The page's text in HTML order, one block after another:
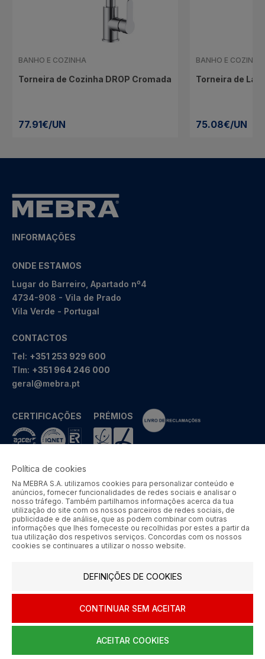
BANHO E COZINHA
Torneira de Cozinha DROP Cromada
77.91€/UN
BANHO E COZINHA
Torneira de
75.08€/UN
INFORMAÇÕES
ONDE ESTAMOS
Lugar do Barreiro, Apartado nº4
4734-908 - Vila de Prado
Vila Verde - Portugal
CONTACTOS
Tel: +351 253 929 600
Tlm: +351 964 246 000
geral@mebra.pt
CERTIFICAÇÕES PRÉMIOS
MEBRA - Comércio por Grosso de Metais e Acessórios de Braga
S.A. © 2026 Todos os direitos reservados.
Aos preços apresentados acresce IVA à taxa em vigor.
SIGA-NOS
HOME AJUDA MENU CARRINHO CONTA
Política de cookies
Na MEBRA S.A. utilizamos cookies para personalizar conteúdo e
anúncios, fornecer funcionalidades de redes sociais e analisar o
nosso tráfego. Também partilhamos informações acerca da tua
utilização do site com os nossos parceiros de redes sociais, de
publicidade e de análise, que as podem combinar com outras
informações que lhes forneceste ou recolhidas por estes a partir da
tua utilização dos respetivos serviços. Concordas com os nossos
cookies se continuares a utilizar o nosso website.
DEFINIÇÕES DE COOKIES
CONTINUAR SEM ACEITAR
ACEITAR COOKIES